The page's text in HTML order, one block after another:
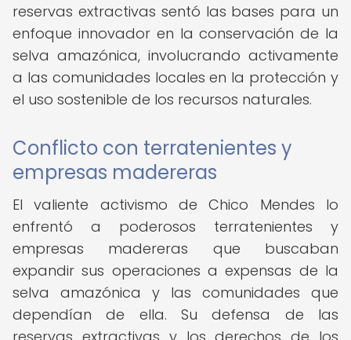
reservas extractivas sentó las bases para un
enfoque innovador en la conservación de la
selva amazónica, involucrando activamente
a las comunidades locales en la protección y
el uso sostenible de los recursos naturales.
Conflicto con terratenientes y
empresas madereras
El valiente activismo de Chico Mendes lo
enfrentó a poderosos terratenientes y
empresas madereras que buscaban
expandir sus operaciones a expensas de la
selva amazónica y las comunidades que
dependían de ella. Su defensa de las